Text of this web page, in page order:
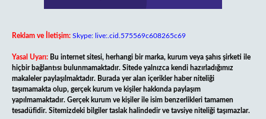
Reklam ve İletişim: Skype: live:.cid.575569c608265c69
Yasal Uyarı: Bu internet sitesi, herhangi bir marka, kurum veya şahıs şirketi ile
hiçbir bağlantısı bulunmamaktadır. Sitede yalnızca kendi hazırladığımız
makaleler paylaşılmaktadır. Burada yer alan içerikler haber niteliği
taşımamakta olup, gerçek kurum ve kişiler hakkında paylaşım
yapılmamaktadır. Gerçek kurum ve kişiler ile isim benzerlikleri tamamen
tesadüfidir. Sitemizdeki bilgiler taslak halindedir ve tavsiye niteliği taşımazlar.